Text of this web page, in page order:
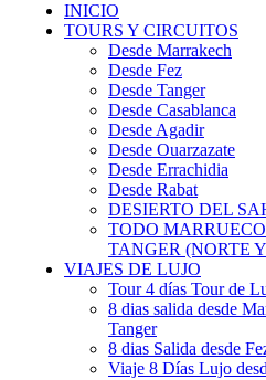
INICIO
TOURS Y CIRCUITOS
Desde Marrakech
Desde Fez
Desde Tanger
Desde Casablanca
Desde Agadir
Desde Ouarzazate
Desde Errachidia
Desde Rabat
DESIERTO DEL
TODO
TANGER (NORTE
VIAJES DE LUJO
Tour 4 días Tour de
8 dias salida desde
Tanger
8 dias Salida desde
Viaje 8 Días Lujo